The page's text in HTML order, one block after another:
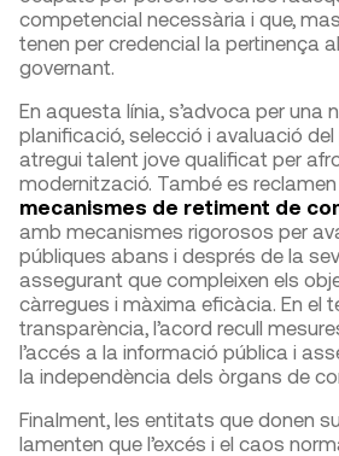
competencial necessària i que,
tenen per credencial la pertinença
governant.
En aquesta línia, s’advoca per una
planificació, selecció i avaluació
atregui talent jove qualificat per
modernització. També es reclamen
mecanismes de retiment de
amb mecanismes rigorosos per
públiques abans i després de la
assegurant que compleixen els
càrregues i màxima eficàcia. En el
transparència, l’acord recull
l’accés a la informació pública i
la independència dels òrgans de
Finalment, les entitats que donen
lamenten que l’excés i el caos